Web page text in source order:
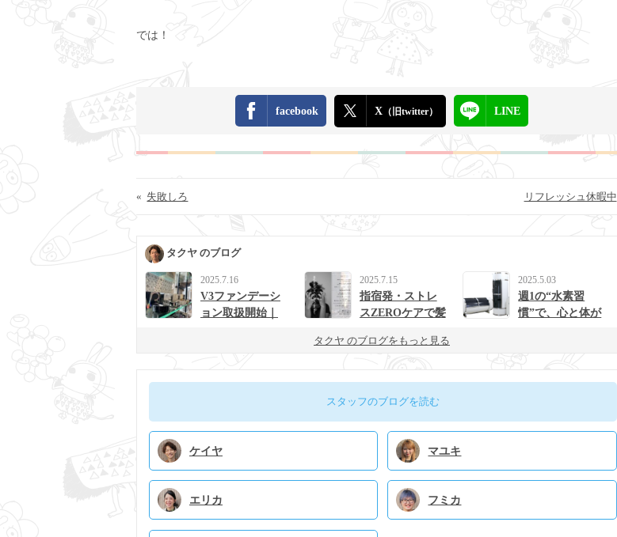
では！
facebook X （旧twitter） LINE
« 失敗しろ リフレッシュ休暇中
タクヤ のブログ
2025.7.16
V3ファンデーシ
ョン取扱開始｜
2025.7.15
指宿発・ストレ
スZEROケアで髪
uの新提案
2025.5.03
週1の“水素習
慣”で、心と体が
タクヤ のブログをもっと見る
スタッフのブログを読む
ケイヤ マユキ
エリカ フミカ